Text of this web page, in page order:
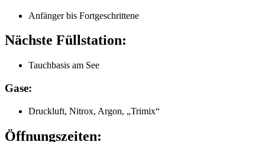
Anfänger bis Fortgeschrittene
Nächste Füllstation:
Tauchbasis am See
Gase:
Druckluft, Nitrox, Argon, „Trimix“
Öffnungszeiten: